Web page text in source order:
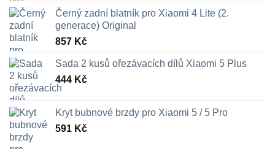
Černý zadní blatník pro Xiaomi 4 Lite (2.
generace) Original
857 Kč
Sada 2 kusů ořezávacích dílů Xiaomi 5 Plus
444 Kč
Kryt bubnové brzdy pro Xiaomi 5 / 5 Pro
591 Kč